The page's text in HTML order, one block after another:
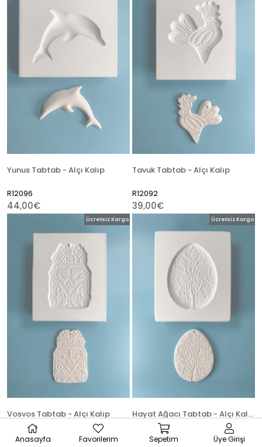
Yunus Tabtab - Alçı Kalıp
R12096
44,00€
Tavuk Tabtab - Alçı Kalıp
R12092
39,00€
Vosvos Tabtab - Alçı Kalıp
R12090
Ücretsiz Kargo
Hayat Ağacı Tabtab - Alçı Kalıp
R12088
Ücretsiz Kargo
Anasayfa Favorilerim Sepetim Üye Girişi